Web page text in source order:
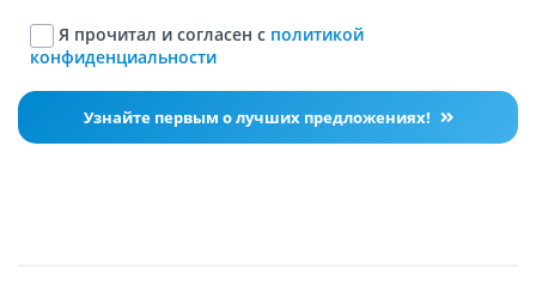
Я прочитал и согласен с политикой
конфиденциальности
Узнайте первым о лучших предложениях!